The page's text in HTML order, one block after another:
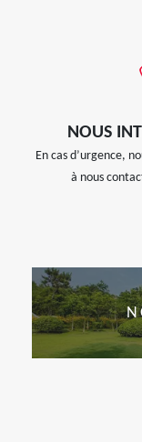
NOUS
En cas d’urgence,
à nous